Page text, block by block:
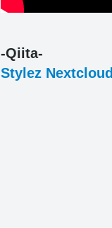
-Qiita-
Stylez Nextcloud